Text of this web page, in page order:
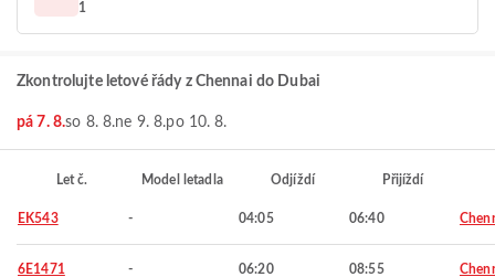
1
Zkontrolujte letové řády z Chennai do Dubai
pá 7. 8.so 8. 8.ne 9. 8.po 10. 8.
Let č. Model letadla Odjíždí Přijíždí
EK543 - 04:05 06:40
6E1471 - 06:20 08:55